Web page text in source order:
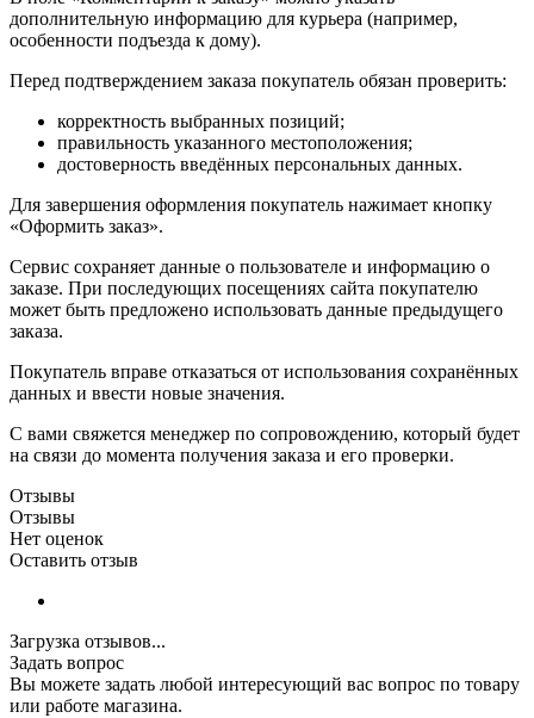
дополнительную информацию для курьера (например,
особенности подъезда к дому).
Перед подтверждением заказа покупатель обязан проверить:
корректность выбранных позиций;
правильность указанного местоположения;
достоверность введённых персональных данных.
Для завершения оформления покупатель нажимает кнопку
«Оформить заказ».
Сервис сохраняет данные о пользователе и информацию о
заказе. При последующих посещениях сайта покупателю
может быть предложено использовать данные предыдущего
заказа.
Покупатель вправе отказаться от использования сохранённых
данных и ввести новые значения.
С вами свяжется менеджер по сопровождению, который будет
на связи до момента получения заказа и его проверки.
Отзывы
Отзывы
Нет оценок
Оставить отзыв
Загрузка отзывов...
Задать вопрос
Вы можете задать любой интересующий вас вопрос по товару
или работе магазина.